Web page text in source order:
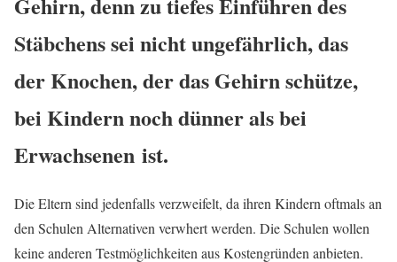
Stäbchens sei nicht ungefährlich, das
der Knochen, der das Gehirn schütze,
bei Kindern noch dünner als bei
Erwachsenen ist.
Die Eltern sind jedenfalls verzweifelt, da ihren Kindern oftmals an
den Schulen Alternativen verwhert werden. Die Schulen wollen
keine anderen Testmöglichkeiten aus Kostengründen anbieten.